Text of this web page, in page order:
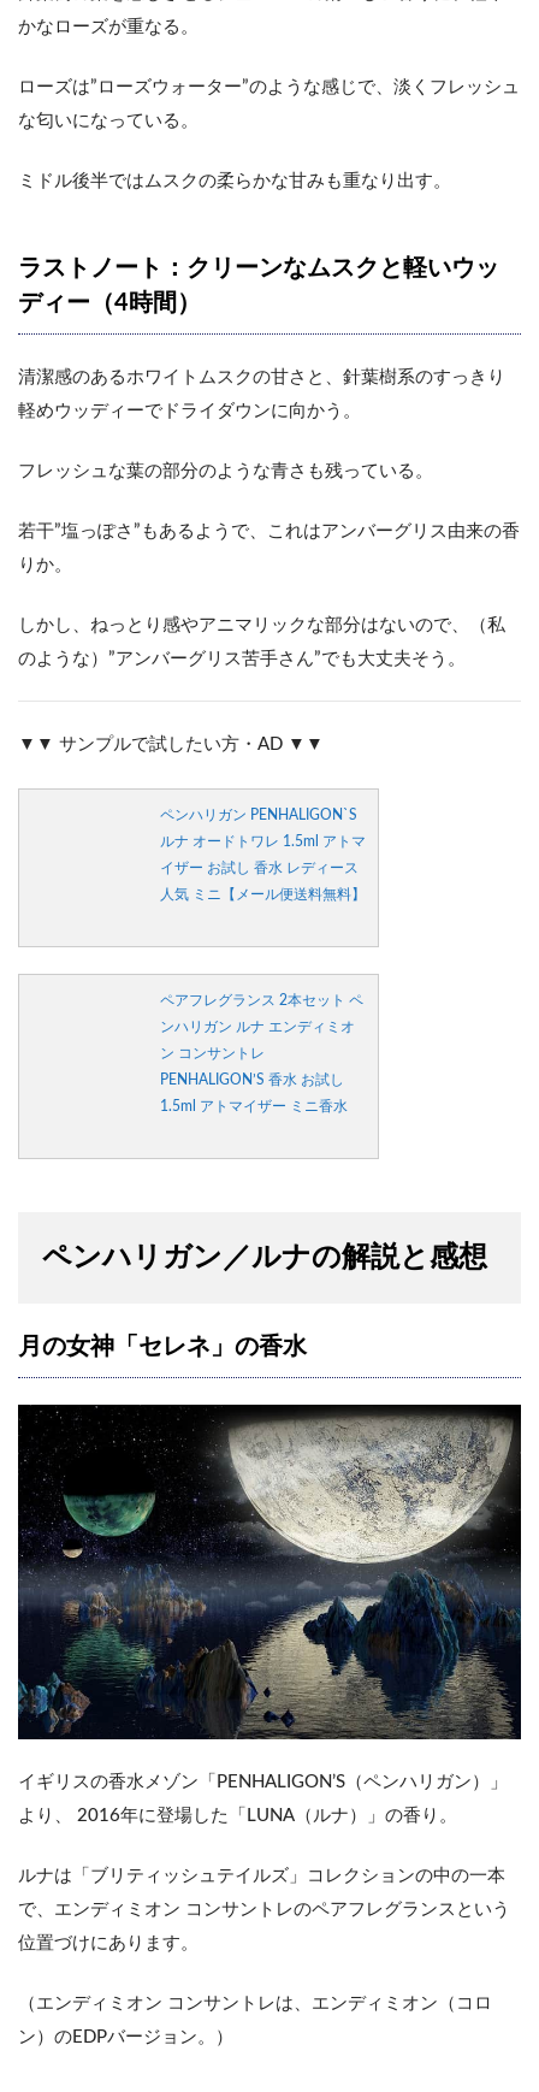
かなローズが重なる。
ローズは”ローズウォーター”のような感じで、淡くフレッシュ
な匂いになっている。
ミドル後半ではムスクの柔らかな甘みも重なり出す。
ラストノート：クリーンなムスクと軽いウッ
ディー（4時間）
清潔感のあるホワイトムスクの甘さと、針葉樹系のすっきり
軽めウッディーでドライダウンに向かう。
フレッシュな葉の部分のような青さも残っている。
若干”塩っぽさ”もあるようで、これはアンバーグリス由来の香
りか。
しかし、ねっとり感やアニマリックな部分はないので、（私
のような）”アンバーグリス苦手さん”でも大丈夫そう。
▼▼ サンプルで試したい方・AD ▼▼
ペンハリガン PENHALIGON`S
ルナ オードトワレ 1.5ml アトマ
イザー お試し 香水 レディース
人気 ミニ【メール便送料無料】
ペアフレグランス 2本セット ペ
ンハリガン ルナ エンディミオ
ン コンサントレ
PENHALIGON’S 香水 お試し
1.5ml アトマイザー ミニ香水
ペンハリガン／ルナの解説と感想
月の女神「セレネ」の香水
イギリスの香水メゾン「PENHALIGON’S（ペンハリガン）」
より、 2016年に登場した「LUNA（ルナ）」の香り。
ルナは「ブリティッシュテイルズ」コレクションの中の一本
で、エンディミオン コンサントレのペアフレグランスという
位置づけにあります。
（エンディミオン コンサントレは、エンディミオン（コロ
ン）のEDPバージョン。）